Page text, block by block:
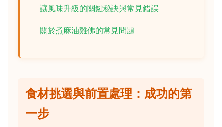
讓風味升級的關鍵秘訣與常見錯誤
關於煮麻油雞佛的常見問題
食材挑選與前置處理：成功的第
一步